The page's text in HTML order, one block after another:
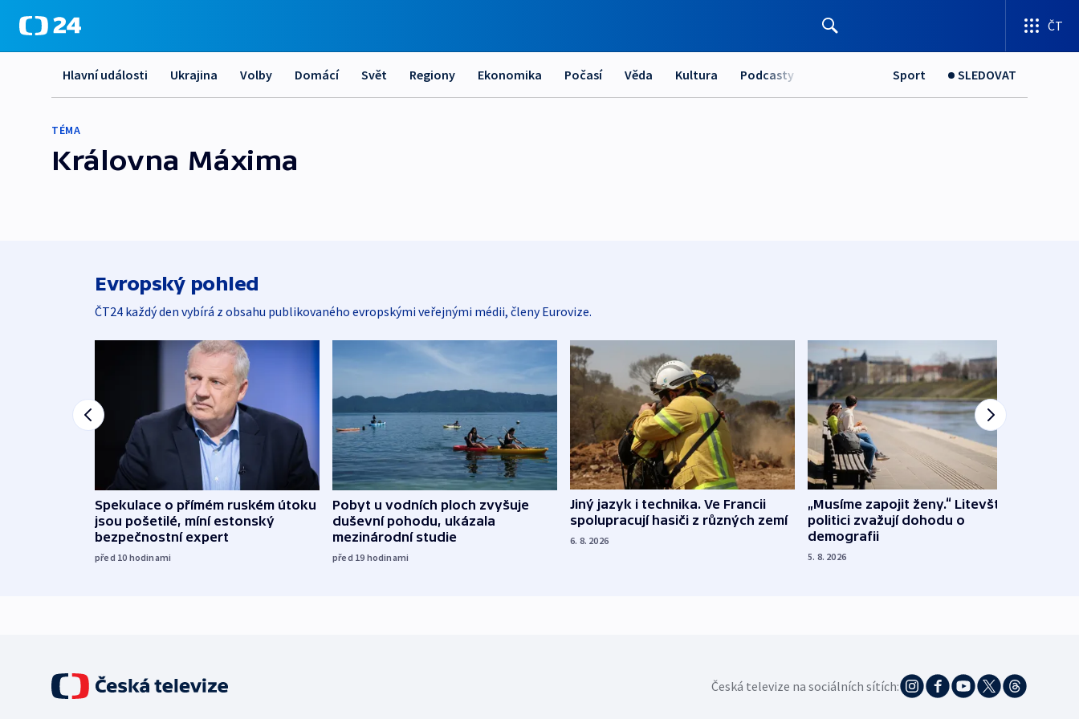
ČT
Hlavní události Ukrajina Volby Domácí Svět Regiony Ekonomika Počasí Věda Kultura Podcasty Sport SLEDOVAT
TÉMA
Královna Máxima
Evropský pohled
ČT24 každý den vybírá z obsahu publikovaného evropskými veřejnými médii, členy Eurovize.
Spekulace o přímém ruském útoku
jsou pošetilé, míní estonský
bezpečnostní expert
před 10 hodinami
Pobyt u vodních ploch zvyšuje
duševní pohodu, ukázala
mezinárodní studie
před 19 hodinami
Jiný jazyk i technika. Ve Francii
spolupracují hasiči z různých zemí
6. 8. 2026
„Musíme zapojit ženy.“ Litevští
politici zvažují dohodu o
demografii
5. 8. 2026
Česká televize na sociálních sítích: